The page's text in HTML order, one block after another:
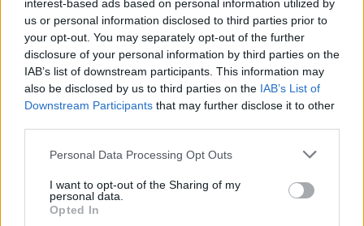
interest-based ads based on personal information utilized by
us or personal information disclosed to third parties prior to
your opt-out. You may separately opt-out of the further
disclosure of your personal information by third parties on the
IAB’s list of downstream participants. This information may
also be disclosed by us to third parties on the IAB’s List of
Downstream Participants that may further disclose it to other
Please note that this website/app uses one or more Google
not limited to your visit or usage behaviour. You may click to
grant or deny consent to Google and its third-party tags to
use your data for below specified purposes in below Google
Personal Data Processing Opt Outs
I want to opt-out of the Sharing of my
personal data.
Opted In
Τι πιο κατάλληλο λοιπόν από τα σαλατογεύματα